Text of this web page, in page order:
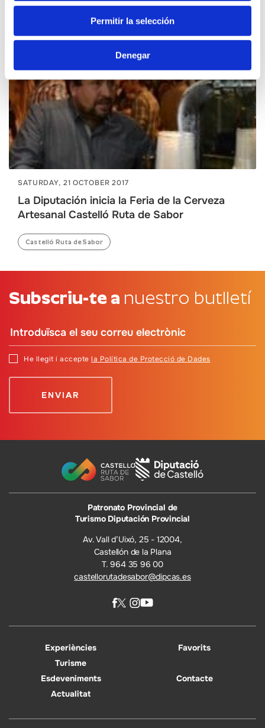
Permitir la selección
Denegar
SATURDAY, 21 OCTOBER 2017
La Diputación inicia la Feria de la Cerveza
Artesanal Castelló Ruta de Sabor
Castelló Ruta de Sabor
Subscriu-te a nuestro butlletí
He llegit i accepte la Política de Protecció de Dades
Patronato Provincial de
Turismo Diputación Provincial
Av. Vall d’Uixó, 25 - 12004,
Castellón de la Plana
T. 964 35 96 00
castellorutadesabor@dipcas.es
Experiències
Turisme
Esdeveniments
Actualitat
Favorits
Contacte